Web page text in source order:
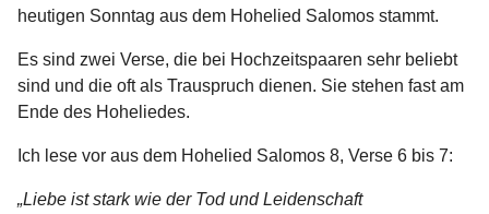
heutigen Sonntag aus dem Hohelied Salomos stammt.
Es sind zwei Verse, die bei Hochzeitspaaren sehr beliebt
sind und die oft als Trauspruch dienen. Sie stehen fast am
Ende des Hoheliedes.
Ich lese vor aus dem Hohelied Salomos 8, Verse 6 bis 7:
„Liebe ist stark wie der Tod und Leidenschaft